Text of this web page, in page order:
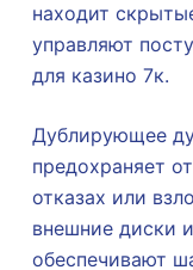
находит
управляют
для казино 7к.
Дублирующее
предохраняет
отказах или
внешние диски
обеспечивают